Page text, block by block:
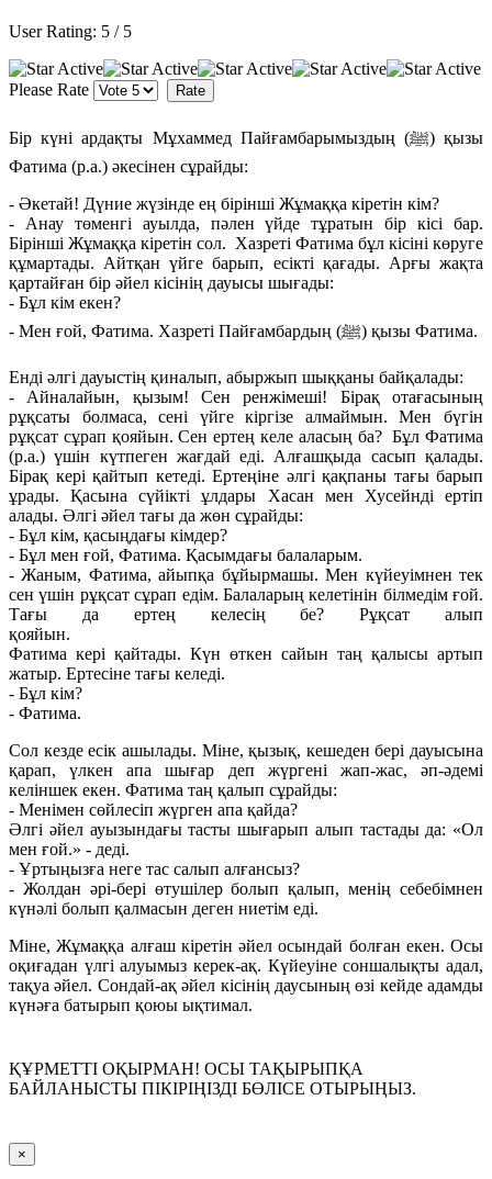
User Rating: 5 / 5
Please Rate
Бір күні ардақты Мұхаммед Пайғамбарымыздың (ﷺ) қызы
Фатима (р.а.) әкесінен сұрайды:
- Әкетай! Дүние жүзінде ең бірінші Жұмаққа кіретін кім?
- Анау төменгі ауылда, пәлен үйде тұратын бір кісі бар.
Бірінші Жұмаққа кіретін сол. Хазреті Фатима бұл кісіні көруге
құмартады. Айтқан үйге барып, есікті қағады. Арғы жақта
қартайған бір әйел кісінің дауысы шығады:
- Бұл кім екен?
- Мен ғой, Фатима. Хазреті Пайғамбардың (ﷺ) қызы Фатима.
Енді әлгі дауыстің қиналып, абыржып шыққаны байқалады:
- Айналайын, қызым! Сен ренжімеші! Бірақ отағасының
рұқсаты болмаса, сені үйге кіргізе алмаймын. Мен бүгін
рұқсат сұрап қояйын. Сен ертең келе аласың ба? Бұл Фатима
(р.а.) үшін күтпеген жағдай еді. Алғашқыда сасып қалады.
Бірақ кері қайтып кетеді. Ертеңіне әлгі қақпаны тағы барып
ұрады. Қасына сүйікті ұлдары Хасан мен Хусейнді ертіп
алады. Әлгі әйел тағы да жөн сұрайды:
- Бұл кім, қасыңдағы кімдер?
- Бұл мен ғой, Фатима. Қасымдағы балаларым.
- Жаным, Фатима, айыпқа бұйырмашы. Мен күйеуімнен тек
сен үшін рұқсат сұрап едім. Балаларың келетінін білмедім ғой.
Тағы да ертең келесің бе? Рұқсат алып
Фатима кері қайтады. Күн өткен сайын таң қалысы артып
жатыр. Ертесіне тағы келеді.
- Бұл кім?
- Фатима.
Сол кезде есік ашылады. Міне, қызық, кешеден бері дауысына
қарап, үлкен апа шығар деп жүргені жап-жас, әп-әдемі
келіншек екен. Фатима таң қалып сұрайды:
- Менімен сөйлесіп жүрген апа қайда?
Әлгі әйел ауызындағы тасты шығарып алып тастады да: «Ол
мен ғой.» - деді.
- Ұртыңызға неге тас салып алғансыз?
- Жолдан әрі-бері өтушілер болып қалып, менің себебімнен
күнәлі болып қалмасын деген ниетім еді.
Міне, Жұмаққа алғаш кіретін әйел осындай болған екен. Осы
оқиғадан үлгі алуымыз керек-ақ. Күйеуіне соншалықты адал,
тақуа әйел. Сондай-ақ әйел кісінің даусының өзі кейде адамды
күнәға батырып қоюы ықтимал.
ҚҰРМЕТТІ ОҚЫРМАН! ОСЫ ТАҚЫРЫПҚА
БАЙЛАНЫСТЫ ПІКІРІҢІЗДІ БӨЛІСЕ ОТЫРЫҢЫЗ.
×